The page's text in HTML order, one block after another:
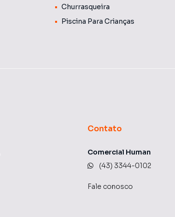
Churrasqueira
Piscina Para Crianças
Contato
Comercial Human
(43) 3344-0102
Fale conosco